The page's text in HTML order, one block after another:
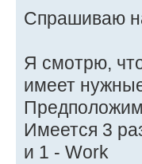
Спрашиваю
Я смотрю,
имеет
Имеется 3
и 1 - Work